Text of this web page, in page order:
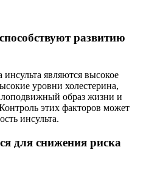
развитию
являются высокое
уровни холестерина,
образ жизни и
этих факторов может
инсульта.
для снижения риска